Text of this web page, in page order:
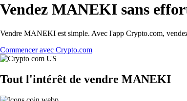
Vendez MANEKI sans
Vendre MANEKI est simple. Avec l'app Crypto.com,
Commencer avec Crypto.com
Tout l'intérêt de vendre MANEKI